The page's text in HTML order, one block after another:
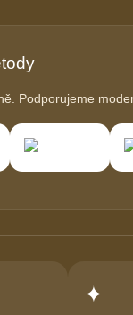
Podporujeme
✦